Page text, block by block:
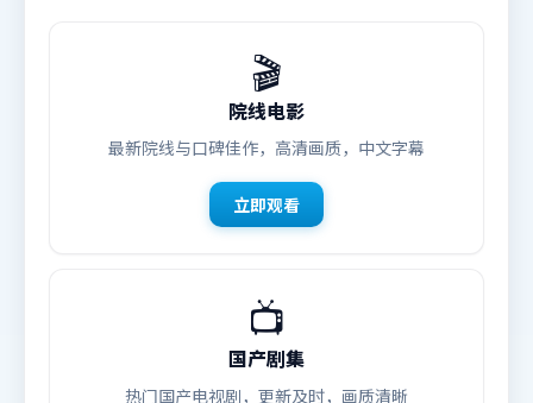
🎬
院线电影
最新院线与口碑佳作，高清画质，中文字幕
立即观看
📺
国产剧集
热门国产电视剧，更新及时，画质清晰